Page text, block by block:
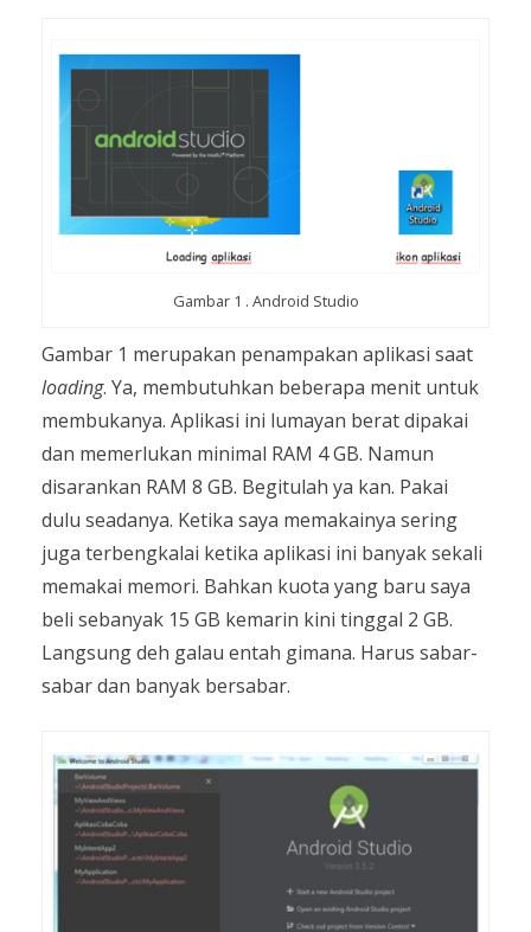
Gambar 1 . Android Studio
Gambar 1 merupakan penampakan aplikasi saat
loading. Ya, membutuhkan beberapa menit untuk
membukanya. Aplikasi ini lumayan berat dipakai
dan memerlukan minimal RAM 4 GB. Namun
disarankan RAM 8 GB. Begitulah ya kan. Pakai
dulu seadanya. Ketika saya memakainya sering
juga terbengkalai ketika aplikasi ini banyak sekali
memakai memori. Bahkan kuota yang baru saya
beli sebanyak 15 GB kemarin kini tinggal 2 GB.
Langsung deh galau entah gimana. Harus sabar-
sabar dan banyak bersabar.